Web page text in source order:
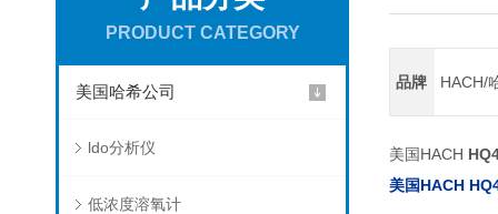
PRODUCT CATEGORY
美国哈希公司
ldo分析仪
低浓度溶氧计
品牌 HACH/
美国HACH
美国HACH